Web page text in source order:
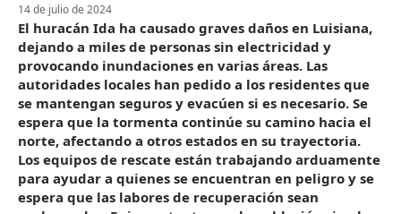
14 de julio de 2024
El huracán Ida ha causado graves daños en Luisiana,
dejando a miles de personas sin electricidad y
provocando inundaciones en varias áreas. Las
autoridades locales han pedido a los residentes que
se mantengan seguros y evacúen si es necesario. Se
espera que la tormenta continúe su camino hacia el
norte, afectando a otros estados en su trayectoria.
Los equipos de rescate están trabajando arduamente
para ayudar a quienes se encuentran en peligro y se
espera que las labores de recuperación sean